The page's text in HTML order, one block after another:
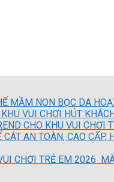
MẦM NON BỌC DA